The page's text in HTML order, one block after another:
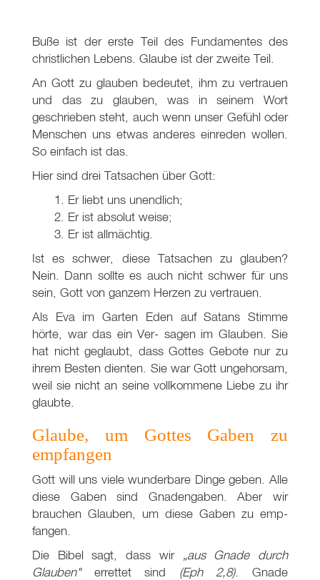
Buße ist der erste Teil des Fundamentes des
christlichen Lebens. Glaube ist der zweite Teil.
An Gott zu glauben bedeutet, ihm zu vertrauen
und das zu glauben, was in seinem Wort
geschrieben steht, auch wenn unser Gefühl oder
Menschen uns etwas anderes einreden wollen.
So einfach ist das.
Hier sind drei Tatsachen über Gott:
Er liebt uns unendlich;
Er ist absolut weise;
Er ist allmächtig.
Ist es schwer, diese Tatsachen zu glauben?
Nein. Dann sollte es auch nicht schwer für uns
sein, Gott von ganzem Herzen zu vertrauen.
Als Eva im Garten Eden auf Satans Stimme
hörte, war das ein Ver- sagen im Glauben. Sie
hat nicht geglaubt, dass Gottes Gebote nur zu
ihrem Besten dienten. Sie war Gott ungehorsam,
weil sie nicht an seine vollkommene Liebe zu ihr
glaubte.
Glaube, um Gottes Gaben zu
empfangen
Gott will uns viele wunderbare Dinge geben. Alle
diese Gaben sind Gnadengaben. Aber wir
brauchen Glauben, um diese Gaben zu emp-
fangen.
Die Bibel sagt, dass wir „aus Gnade durch
Glauben" errettet sind (Eph 2,8). Gnade